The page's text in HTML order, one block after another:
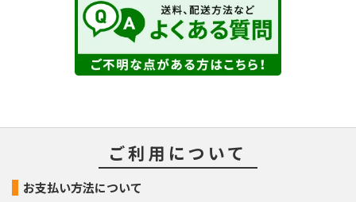
ご利用について
お支払い方法について